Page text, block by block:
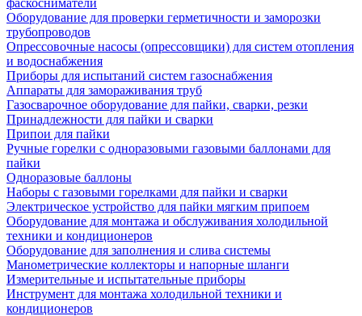
фаскосниматели
Оборудование для проверки герметичности и заморозки
трубопроводов
Опрессовочные насосы (опрессовщики) для систем отопления
и водоснабжения
Приборы для испытаний систем газоснабжения
Аппараты для замораживания труб
Газосварочное оборудование для пайки, сварки, резки
Принадлежности для пайки и сварки
Припои для пайки
Ручные горелки с одноразовыми газовыми баллонами для
пайки
Одноразовые баллоны
Наборы с газовыми горелками для пайки и сварки
Электрическое устройство для пайки мягким припоем
Оборудование для монтажа и обслуживания холодильной
техники и кондиционеров
Оборудование для заполнения и слива системы
Манометрические коллекторы и напорные шланги
Измерительные и испытательные приборы
Инструмент для монтажа холодильной техники и
кондиционеров